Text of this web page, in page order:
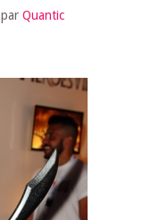
par Quantic